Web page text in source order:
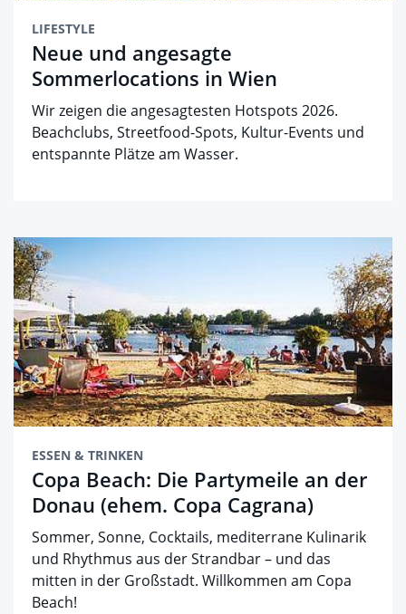
LIFESTYLE
Neue und angesagte
Sommerlocations in Wien
Wir zeigen die angesagtesten Hotspots 2026.
Beachclubs, Streetfood-Spots, Kultur-Events und
entspannte Plätze am Wasser.
ESSEN & TRINKEN
Copa Beach: Die Partymeile an der
Donau (ehem. Copa Cagrana)
Sommer, Sonne, Cocktails, mediterrane Kulinarik
und Rhythmus aus der Strandbar – und das
mitten in der Großstadt. Willkommen am Copa
Beach!